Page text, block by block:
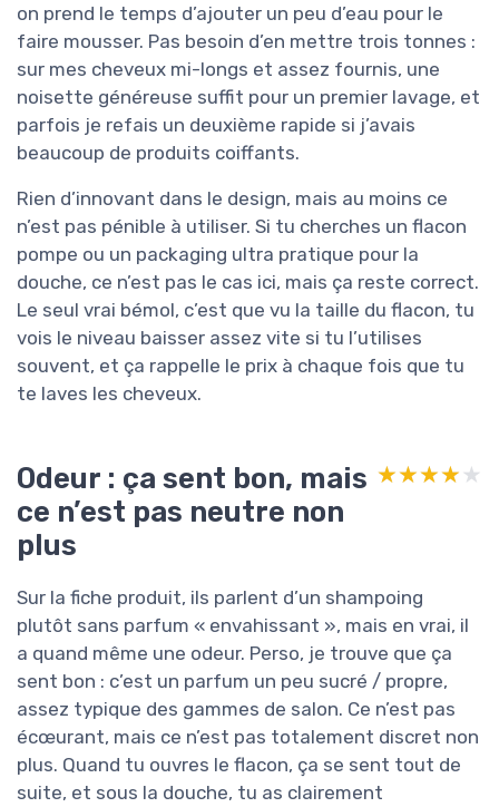
on prend le temps d’ajouter un peu d’eau pour le
faire mousser. Pas besoin d’en mettre trois tonnes :
sur mes cheveux mi-longs et assez fournis, une
noisette généreuse suffit pour un premier lavage, et
parfois je refais un deuxième rapide si j’avais
beaucoup de produits coiffants.
Rien d’innovant dans le design, mais au moins ce
n’est pas pénible à utiliser. Si tu cherches un flacon
pompe ou un packaging ultra pratique pour la
douche, ce n’est pas le cas ici, mais ça reste correct.
Le seul vrai bémol, c’est que vu la taille du flacon, tu
vois le niveau baisser assez vite si tu l’utilises
souvent, et ça rappelle le prix à chaque fois que tu
te laves les cheveux.
Odeur : ça sent bon, mais
ce n’est pas neutre non
plus
★★★★★
★★★★★
Sur la fiche produit, ils parlent d’un shampoing
plutôt sans parfum « envahissant », mais en vrai, il
a quand même une odeur. Perso, je trouve que ça
sent bon : c’est un parfum un peu sucré / propre,
assez typique des gammes de salon. Ce n’est pas
écœurant, mais ce n’est pas totalement discret non
plus. Quand tu ouvres le flacon, ça se sent tout de
suite, et sous la douche, tu as clairement